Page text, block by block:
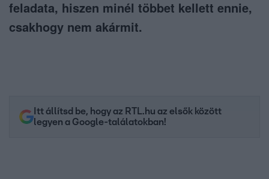
feladata, hiszen minél többet kellett ennie,
csakhogy nem akármit.
Itt állítsd be, hogy az RTL.hu az elsők között
legyen a Google-találatokban!